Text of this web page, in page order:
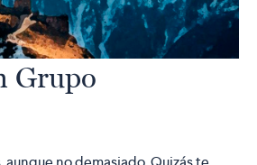
Grupo